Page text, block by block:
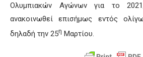
Ολυμπιακών Αγώνων για το
ανακοινωθεί επισήμως εντός
δηλαδή την 25η Μαρτίου.